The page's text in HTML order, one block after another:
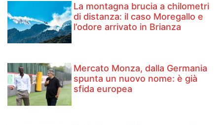
La montagna brucia a chilometri
di distanza: il caso Moregallo e
l’odore arrivato in Brianza
Mercato Monza, dalla Germania
spunta un nuovo nome: è già
sfida europea